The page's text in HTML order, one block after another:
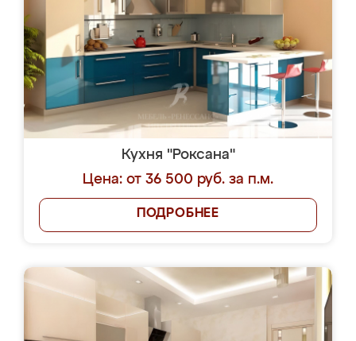
Кухня "Роксана"
Цена: от 36 500 руб. за п.м.
ПОДРОБНЕЕ